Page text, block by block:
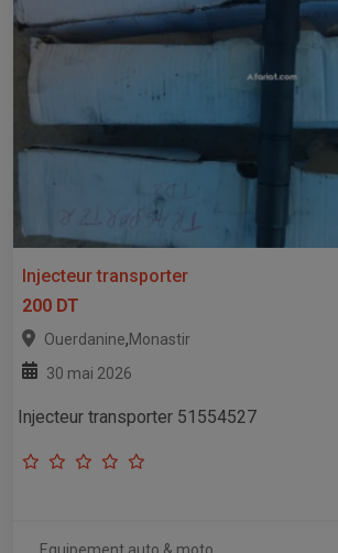
Injecteur transporter
200 DT
Ouerdanine,Monastir
30 mai 2026
Injecteur transporter 51554527
Equipement auto & moto